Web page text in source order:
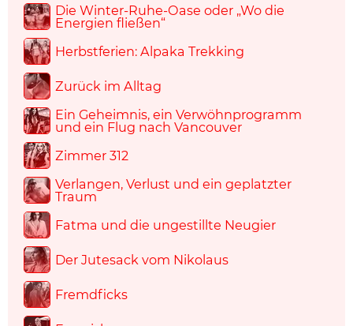
Die Winter-Ruhe-Oase oder „Wo die
Energien fließen“
Herbstferien: Alpaka Trekking
Zurück im Alltag
Ein Geheimnis, ein Verwöhnprogramm
und ein Flug nach Vancouver
Zimmer 312
Verlangen, Verlust und ein geplatzter
Traum
Fatma und die ungestillte Neugier
Der Jutesack vom Nikolaus
Fremdficks